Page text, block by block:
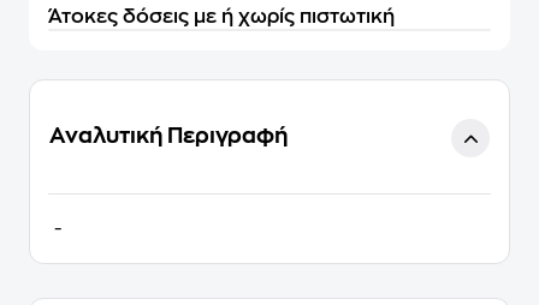
Άτοκες δόσεις με ή χωρίς πιστωτική
Αναλυτική Περιγραφή
-